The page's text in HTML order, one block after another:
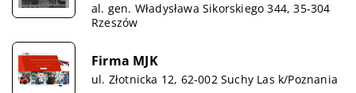
al. gen. Władysława Sikorskiego 344, 35-304
Rzeszów
Firma MJK
ul. Złotnicka 12, 62-002 Suchy Las k/Poznania